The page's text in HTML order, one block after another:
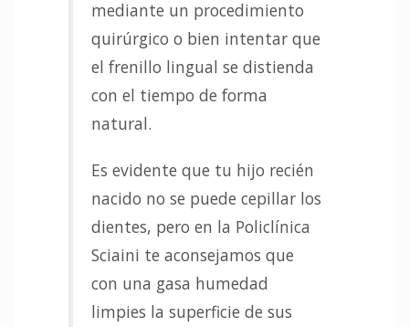
mediante un procedimiento
quirúrgico o bien intentar que
el frenillo lingual se distienda
con el tiempo de forma
natural.
Es evidente que tu hijo recién
nacido no se puede cepillar los
dientes, pero en la Policlínica
Sciaini te aconsejamos que
con una gasa humedad
limpies la superficie de sus